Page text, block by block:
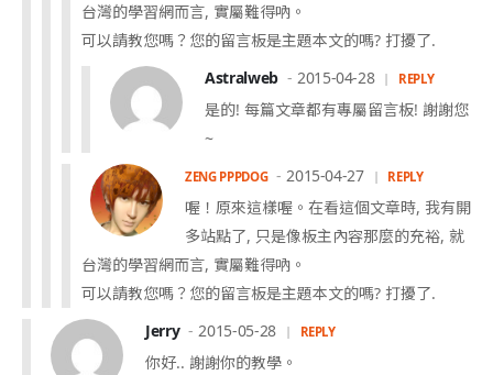
台灣的學習網而言, 實屬難得吶。
可以請教您嗎？您的留言板是主題本文的嗎? 打擾了.
Astralweb
2015-04-28 REPLY
是的! 每篇文章都有專屬留言板! 謝謝您
~
ZENG PPPDOG 2015-04-27 REPLY
喔！原來這樣喔。在看這個文章時, 我有開
多站點了, 只是像板主內容那麼的充裕, 就
台灣的學習網而言, 實屬難得吶。
可以請教您嗎？您的留言板是主題本文的嗎? 打擾了.
Jerry
2015-05-28 REPLY
你好.. 謝謝你的教學。